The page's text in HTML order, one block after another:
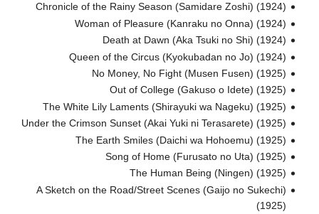
Chronicle of the Rainy Season (Samidare Zoshi) (1924)
Woman of Pleasure (Kanraku no Onna) (1924)
Death at Dawn (Aka Tsuki no Shi) (1924)
Queen of the Circus (Kyokubadan no Jo) (1924)
No Money, No Fight (Musen Fusen) (1925)
Out of College (Gakuso o Idete) (1925)
The White Lily Laments (Shirayuki wa Nageku) (1925)
Under the Crimson Sunset (Akai Yuki ni Terasarete) (1925)
The Earth Smiles (Daichi wa Hohoemu) (1925)
Song of Home (Furusato no Uta) (1925)
The Human Being (Ningen) (1925)
A Sketch on the Road/Street Scenes (Gaijo no Sukechi)
(1925)